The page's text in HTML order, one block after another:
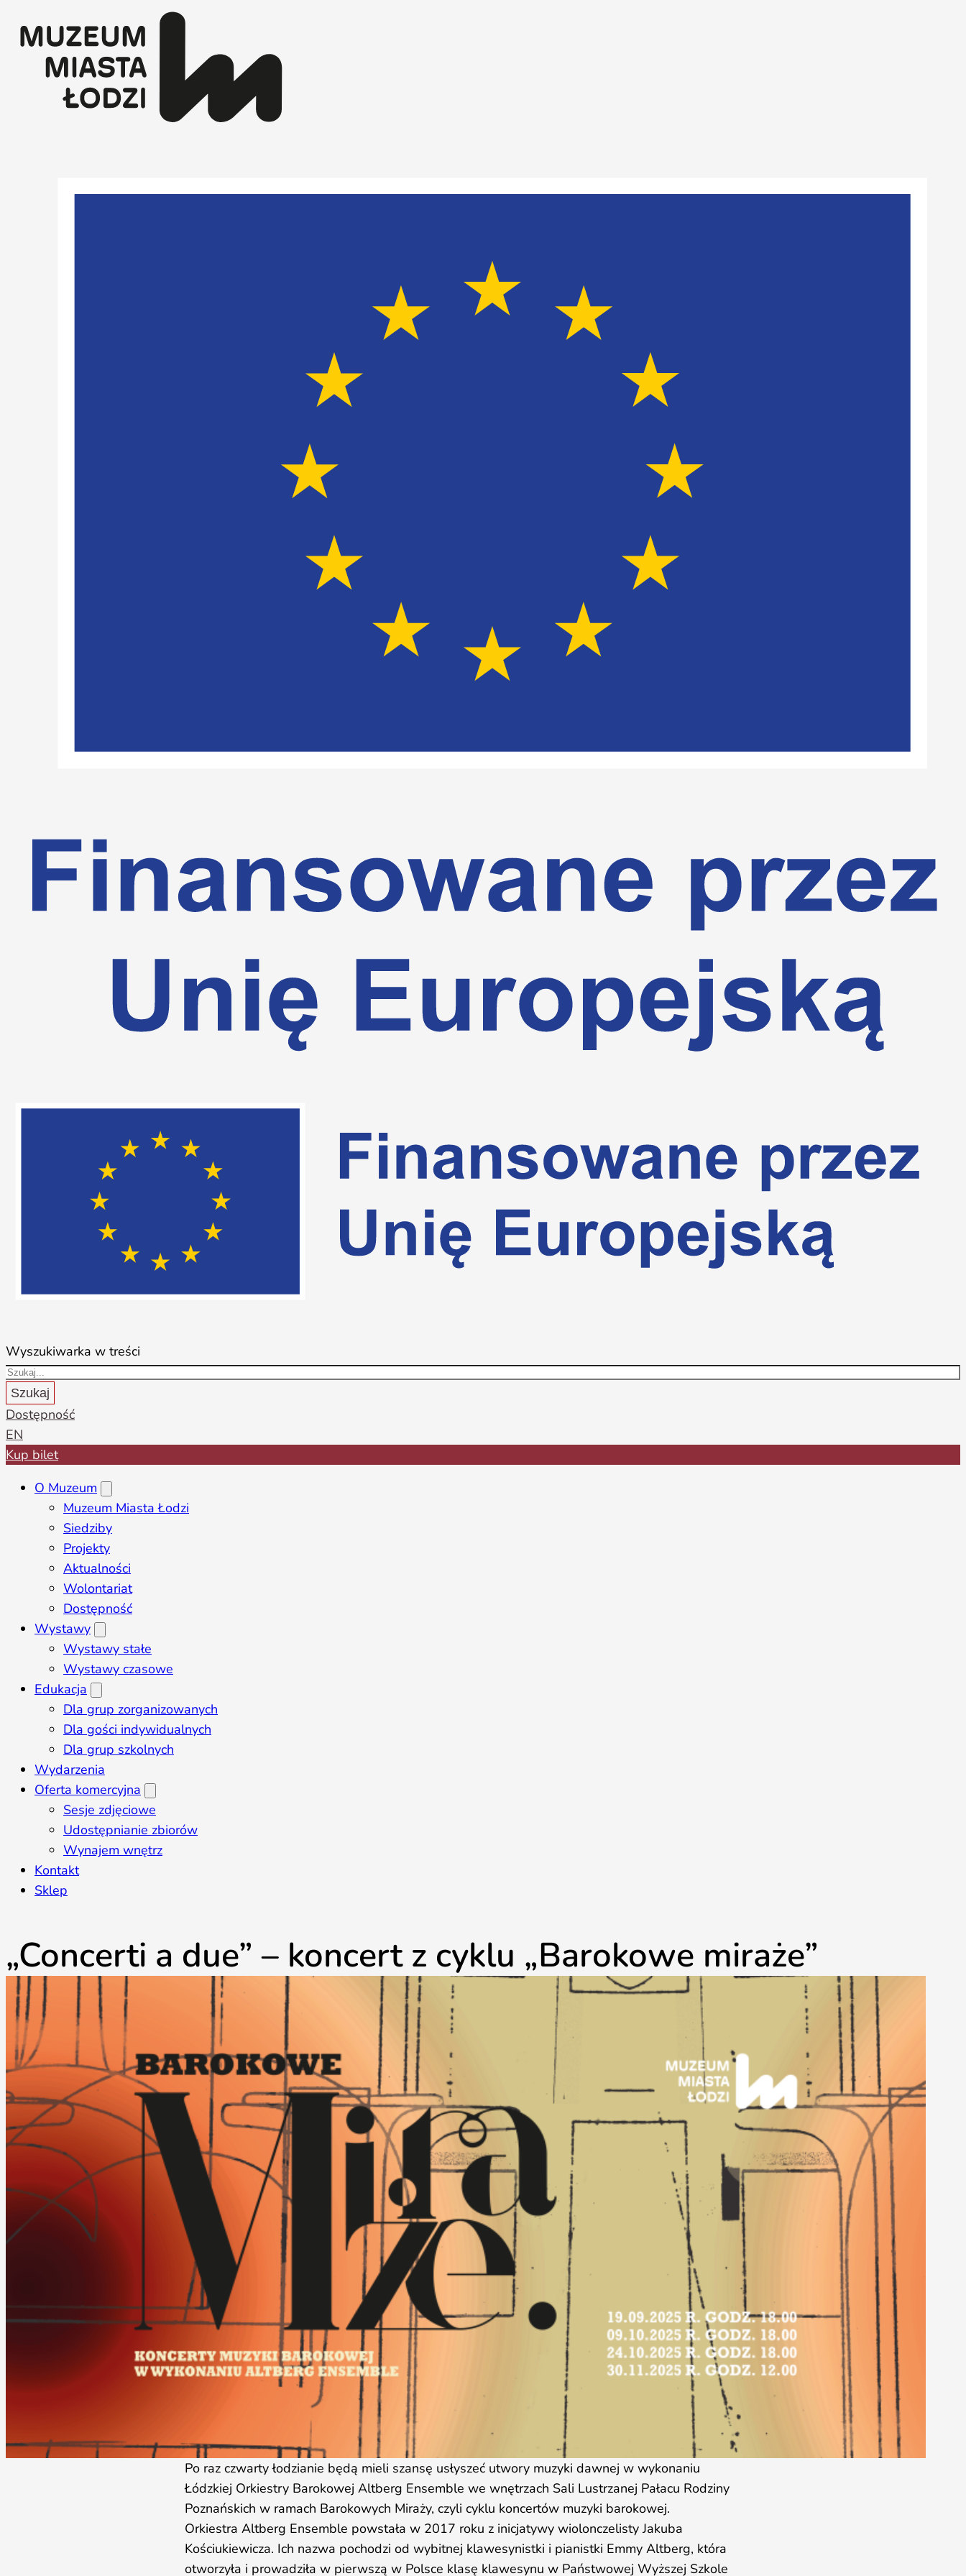
Wyszukiwarka w treści
Szukaj
Dostępność
EN
Kup bilet
O Muzeum
Muzeum Miasta Łodzi
Siedziby
Projekty
Aktualności
Wolontariat
Dostępność
Wystawy
Wystawy stałe
Wystawy czasowe
Edukacja
Dla grup zorganizowanych
Dla gości indywidualnych
Dla grup szkolnych
Wydarzenia
Oferta komercyjna
Sesje zdjęciowe
Udostępnianie zbiorów
Wynajem wnętrz
Kontakt
Sklep
„Concerti a due” – koncert z cyklu „Barokowe miraże”
Po raz czwarty łodzianie będą mieli szansę usłyszeć utwory muzyki dawnej w wykonaniu
Łódzkiej Orkiestry Barokowej Altberg Ensemble we wnętrzach Sali Lustrzanej Pałacu Rodziny
Poznańskich w ramach Barokowych Miraży, czyli cyklu koncertów muzyki barokowej.
Orkiestra Altberg Ensemble powstała w 2017 roku z inicjatywy wiolonczelisty Jakuba
Kościukiewicza. Ich nazwa pochodzi od wybitnej klawesynistki i pianistki Emmy Altberg, która
otworzyła i prowadziła w pierwszą w Polsce klasę klawesynu w Państwowej Wyższej Szkole